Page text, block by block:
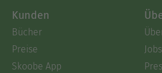
Kunden
Bücher
Preise
Skoobe App
Jobs